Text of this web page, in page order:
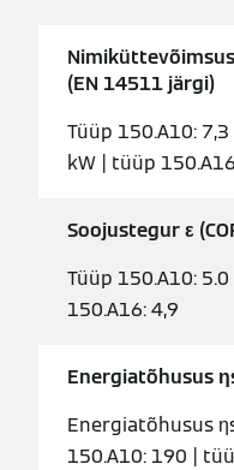
(EN 14511 järgi)
Tüüp 150.A10:
kW | tüüp
Soojustegur ε
Tüüp 150.A10:
150.A16: 4,9
Energiatõhusus
Energiatõhusus
150.A10: 190 |